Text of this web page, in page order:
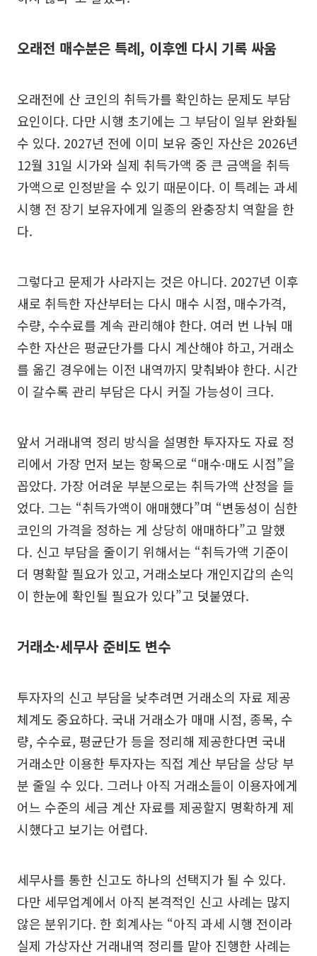
오래전 매수분은 특례, 이후엔 다시 기록 싸움
오래전에 산 코인의 취득가를 확인하는 문제도 부담
요인이다. 다만 시행 초기에는 그 부담이 일부 완화될
수 있다. 2027년 전에 이미 보유 중인 자산은 2026년
12월 31일 시가와 실제 취득가액 중 큰 금액을 취득
가액으로 인정받을 수 있기 때문이다. 이 특례는 과세
시행 전 장기 보유자에게 일종의 완충장치 역할을 한
다.
그렇다고 문제가 사라지는 것은 아니다. 2027년 이후
새로 취득한 자산부터는 다시 매수 시점, 매수가격,
수량, 수수료를 계속 관리해야 한다. 여러 번 나눠 매
수한 자산은 평균단가를 다시 계산해야 하고, 거래소
를 옮긴 경우에는 이전 내역까지 맞춰봐야 한다. 시간
이 갈수록 관리 부담은 다시 커질 가능성이 크다.
앞서 거래내역 정리 방식을 설명한 투자자도 자료 정
리에서 가장 먼저 보는 항목으로 “매수·매도 시점”을
꼽았다. 가장 어려운 부분으로는 취득가액 산정을 들
었다. 그는 “취득가액이 애매했다”며 “변동성이 심한
코인의 가격을 정하는 게 상당히 애매하다”고 말했
다. 신고 부담을 줄이기 위해서는 “취득가액 기준이
더 명확할 필요가 있고, 거래소보다 개인지갑의 손익
이 한눈에 확인될 필요가 있다”고 덧붙였다.
거래소·세무사 준비도 변수
투자자의 신고 부담을 낮추려면 거래소의 자료 제공
체계도 중요하다. 국내 거래소가 매매 시점, 종목, 수
량, 수수료, 평균단가 등을 정리해 제공한다면 국내
거래소만 이용한 투자자는 직접 계산 부담을 상당 부
분 줄일 수 있다. 그러나 아직 거래소들이 이용자에게
어느 수준의 세금 계산 자료를 제공할지 명확하게 제
시했다고 보기는 어렵다.
세무사를 통한 신고도 하나의 선택지가 될 수 있다.
다만 세무업계에서 아직 본격적인 신고 사례는 많지
않은 분위기다. 한 회계사는 “아직 과세 시행 전이라
실제 가상자산 거래내역 정리를 맡아 진행한 사례는